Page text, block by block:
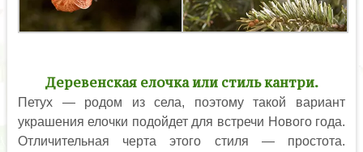
Деревенская елочка или стиль кантри.
Петух — родом из села, поэтому такой вариант
украшения елочки подойдет для встречи Нового года.
Отличительная черта этого стиля — простота.